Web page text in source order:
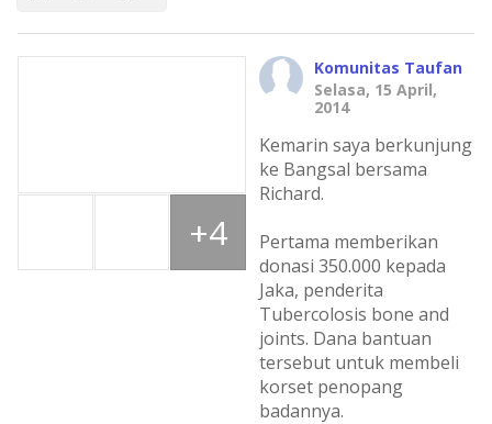
Komunitas Taufan
Selasa, 15 April,
2014
Kemarin saya berkunjung
ke Bangsal bersama
Richard.
Pertama memberikan
donasi 350.000 kepada
Jaka, penderita
Tubercolosis bone and
joints. Dana bantuan
tersebut untuk membeli
korset penopang
badannya.
+4